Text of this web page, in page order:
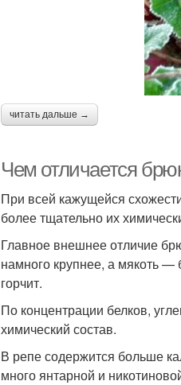
читать дальше →
Чем отличается
При всей кажущейся
более тщательно их
Главное внешнее отличие
намного крупнее, а мякоть —
горчит.
По концентрации белков,
химический состав.
В репе содержится больше
много янтарной и